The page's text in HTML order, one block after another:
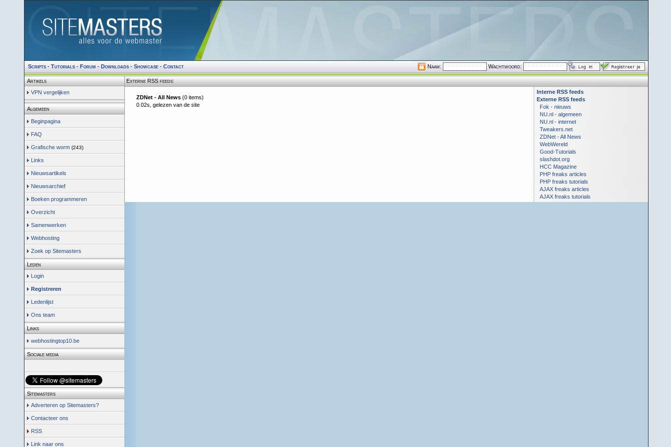
Scripts- Tutorials- Forum- Downloads- Showcase- Contact Naam: Wachtwoord:
Artikels
VPN vergelijken
Algemeen
Beginpagina
FAQ
Grafische worm (243)
Links
Nieuwsartikels
Nieuwsarchief
Boeken programmeren
Overzicht
Samenwerken
Webhosting
Zoek op Sitemasters
Leden
Login
Registreren
Ledenlijst
Ons team
Links
webhostingtop10.be
Sociale media
Sitemasters
Adverteren op Sitemasters?
Contacteer ons
RSS
Link naar ons
Externe RSS feeds:
ZDNet - All News(0 items)
0.02s, gelezen van de site
Interne RSS feeds
Externe RSS feeds
Fok - nieuws
NU.nl - algemeen
NU.nl - internet
Tweakers.net
ZDNet - All News
WebWereld
Good-Tutorials
slashdot.org
HCC Magazine
PHP freaks articles
PHP freaks tutorials
AJAX freaks articles
AJAX freaks tutorials